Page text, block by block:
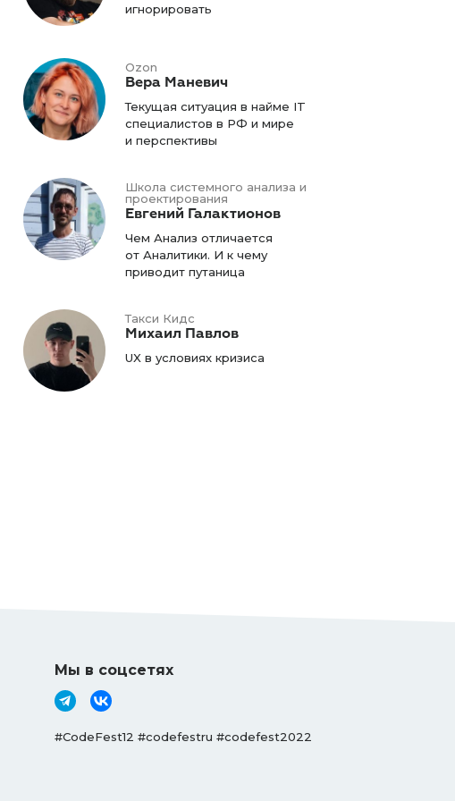
игнорировать
Ozon
Вера Маневич
Текущая ситуация в найме IT
специалистов в РФ и мире
и перспективы
Школа системного анализа и
проектирования
Евгений Галактионов
Чем Анализ отличается
от Аналитики. И к чему
приводит путаница
Такси Кидс
Михаил Павлов
UX в условиях кризиса
Мы в соцсетях
#CodeFest12 #codefestru #codefest2022